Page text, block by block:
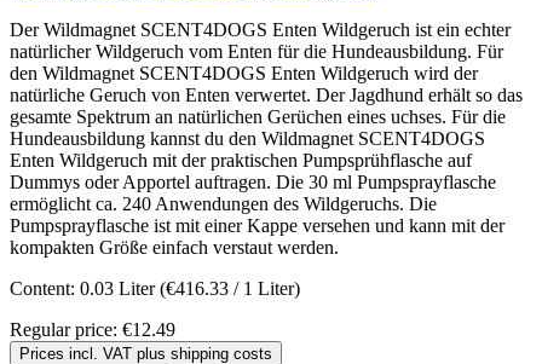
Der Wildmagnet SCENT4DOGS Enten Wildgeruch ist ein echter
natürlicher Wildgeruch vom Enten für die Hundeausbildung. Für
den Wildmagnet SCENT4DOGS Enten Wildgeruch wird der
natürliche Geruch von Enten verwertet. Der Jagdhund erhält so das
gesamte Spektrum an natürlichen Gerüchen eines uchses. Für die
Hundeausbildung kannst du den Wildmagnet SCENT4DOGS
Enten Wildgeruch mit der praktischen Pumpsprühflasche auf
Dummys oder Apportel auftragen. Die 30 ml Pumpsprayflasche
ermöglicht ca. 240 Anwendungen des Wildgeruchs. Die
Pumpsprayflasche ist mit einer Kappe versehen und kann mit der
kompakten Größe einfach verstaut werden.
Content: 0.03 Liter(€416.33 / 1 Liter)
Regular price: €12.49
Prices incl. VAT plus shipping costs